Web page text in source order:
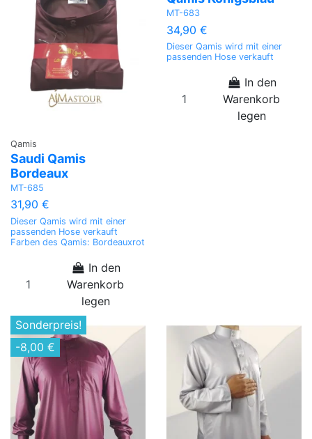
Qamis
Saudi Qamis
Bordeaux
MT-685
31,90 €
Dieser Qamis wird mit einer
passenden Hose verkauft
Farben des Qamis: Bordeauxrot
In den
Warenkorb
legen
MT-683
34,90 €
Dieser Qamis wird mit einer
passenden Hose verkauft
In den
Warenkorb
legen
Sonderpreis!
-8,00 €